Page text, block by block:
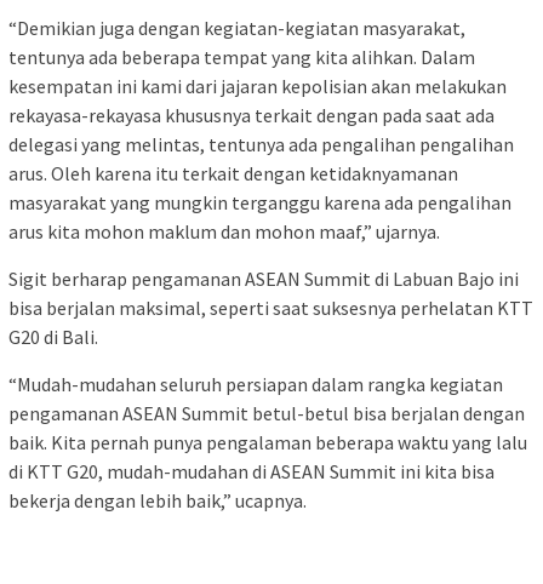
“Demikian juga dengan kegiatan-kegiatan masyarakat,
tentunya ada beberapa tempat yang kita alihkan. Dalam
kesempatan ini kami dari jajaran kepolisian akan melakukan
rekayasa-rekayasa khususnya terkait dengan pada saat ada
delegasi yang melintas, tentunya ada pengalihan pengalihan
arus. Oleh karena itu terkait dengan ketidaknyamanan
masyarakat yang mungkin terganggu karena ada pengalihan
arus kita mohon maklum dan mohon maaf,” ujarnya.
Sigit berharap pengamanan ASEAN Summit di Labuan Bajo ini
bisa berjalan maksimal, seperti saat suksesnya perhelatan KTT
G20 di Bali.
“Mudah-mudahan seluruh persiapan dalam rangka kegiatan
pengamanan ASEAN Summit betul-betul bisa berjalan dengan
baik. Kita pernah punya pengalaman beberapa waktu yang lalu
di KTT G20, mudah-mudahan di ASEAN Summit ini kita bisa
bekerja dengan lebih baik,” ucapnya.